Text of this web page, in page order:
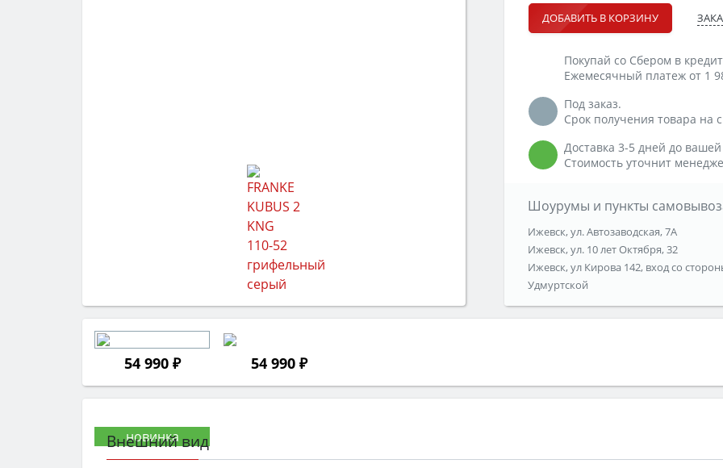
54 990 ₽ 54 990 ₽
ДОБАВИТЬ В КОРЗИНУ
Покупай со Сбером в
Ежемесячный платеж от 1
Под заказ.
Срок получения товара на
Доставка 3-5 дней до
Стоимость уточнит
Шоурумы и пункты
Ижевск, ул. Автозаводская, 7А
Ижевск, ул. 10 лет Октября, 32
Ижевск, ул Кирова 142, вход со
Удмуртской
Внешний вид